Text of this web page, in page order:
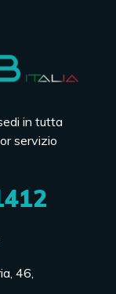
in tutta
servizio
46,